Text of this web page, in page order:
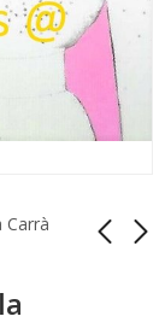
Carrà
Italia 2023
5 Euros Vaticano